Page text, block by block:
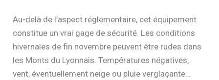
Au-delà de l’aspect réglementaire, cet équipement
constitue un vrai gage de sécurité. Les conditions
hivernales de fin novembre peuvent être rudes dans
les Monts du Lyonnais. Températures négatives,
vent, éventuellement neige ou pluie verglaçante…